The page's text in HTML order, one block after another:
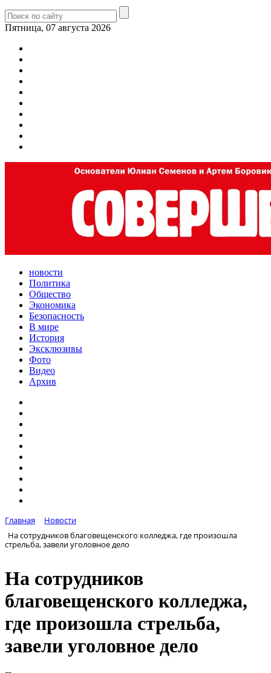
Пятница, 07 августа 2026
новости
Политика
Общество
Экономика
Безопасность
В мире
История
Эксклюзивы
Фото
Видео
Архив
Главная
Новости
На сотрудников благовещенского колледжа, где произошла
стрельба, завели уголовное дело
На сотрудников
благовещенского колледжа,
где произошла стрельба,
завели уголовное дело